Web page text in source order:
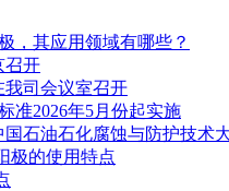
，其应用领域有哪些？
召开
我司会议室召开
准2026年5月份起实施
石油石化腐蚀与防护技术
极的使用特点